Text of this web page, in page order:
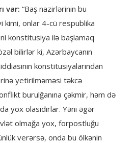
var: “Baş nazirlərinin bu
kimi, onlar 4-cü respublika
konstitusiya ilə başlamaq
bilirlər ki, Azərbaycanın
konstitusiyalarından
yetirilməməsi təkcə
burulğanına çəkmir, həm də
yox olasıdırlar. Yəni əgər
olmağa yox, forpostluğu
verərsə, onda bu ölkənin